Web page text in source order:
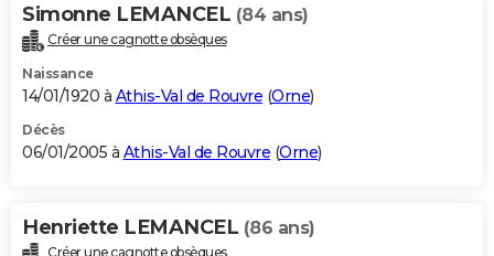
Simonne LEMANCEL (84 ans)
Créer une cagnotte obsèques
Naissance
14/01/1920 à Athis-Val de Rouvre (Orne)
Décès
06/01/2005 à Athis-Val de Rouvre (Orne)
Henriette LEMANCEL (86 ans)
Créer une cagnotte obsèques